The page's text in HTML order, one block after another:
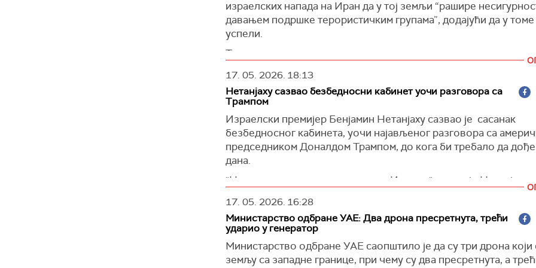
израелских напада на Иран да у тој земљи “рашире
давањем подршке терористичким групама”, додајући да у
успели.
Током састанка са пакистанским министром унутрашњих
Мохсином Наквијем, Пезешкијан је такође казао да су ови
доживели неуспех захваљујујући “сарадњи и одговорности
Ирана како би спречили сваку злоупотребу њихове
Техерана”, пренела је агенција
Како је истакао, то је вредан и похвалан чин.
Ирански председник је истовремено захвалио Пакистану,
Авганистану “на томе што нису дозволили било какву акцију
Ирана са њихове територије”.
17. 05. 2026. 18:13
Нетанјаху сазвао безбедносни кабинет уочи разговора са
Трампом
Израелски премијер Бенјамин Нетанјаху сазвао је сасанак
безбедносног кабинета, уочи најављеног разговора са
председником Доналдом Трампом, до кога би требало да дође
дана.
"Наше очи су отворене у вези са Ираном", рекао је Нетанјаху
састанка кабинета који је одржан у његовој канцеларији у
усред извештаја да се Сједињене Америчке Државе и Израел
да поново покрену рат са Ираном, преносиТајмс оф Израел.
Говорећи о Трампу, он је навео да ће "свакако чути утиске са
путовања у Кину, можда и друге ствари".
17. 05. 2026. 16:28
Министарство одбране УАЕ: Два дрона пресретнута, трећи
ударио у генератор
Министарство одбране УАЕ саопштило је да су три дрона који
земљу са западне границе, при чему су два пресретнута, а